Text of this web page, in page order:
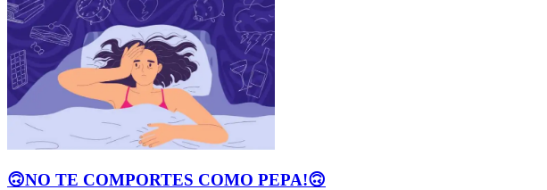
🙃NO TE COMPORTES COMO PEPA!🙃